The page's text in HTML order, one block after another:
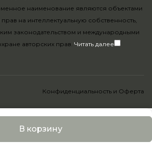
В корзину
наименование являются объектами
на интеллектуальную собственность,
законодательством и международными
авторских прав. Читать далее
Конфиденциальность и Оферта